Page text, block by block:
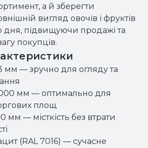
а й зберегти
вигляд овочів і фруктів
дня, підвищуючи продажі та
покупців.
мм — зручно для огляду та
мм — оптимально для
площ
мм — місткість без втрати
(RAL 7016) — сучасне